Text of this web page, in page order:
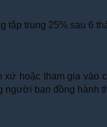
trung 25% sau 6
hoặc tham gia vào
bạn đồng hành